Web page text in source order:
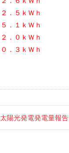
．５ｋＷｈ
．１ｋＷｈ
．０ｋＷｈ
０．３ｋＷｈ
陽光発電発電量報告